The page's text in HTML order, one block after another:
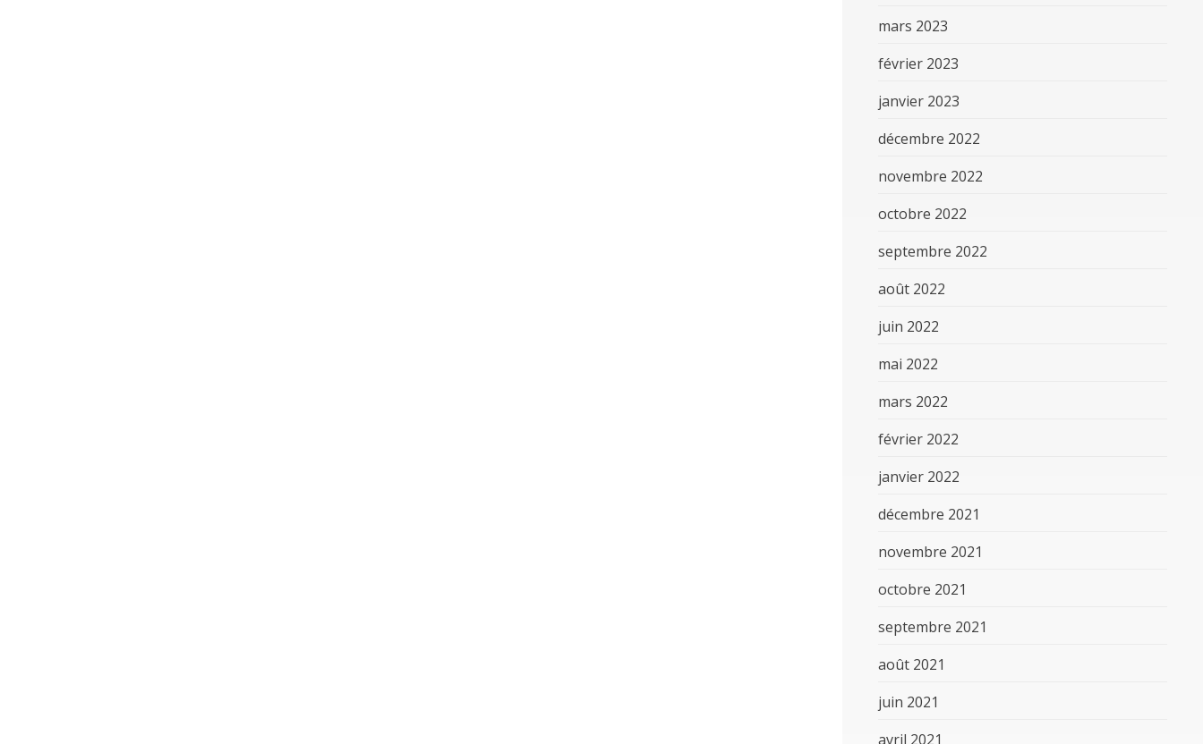
mars 2023
février 2023
janvier 2023
décembre 2022
novembre 2022
octobre 2022
septembre 2022
août 2022
juin 2022
mai 2022
mars 2022
février 2022
janvier 2022
décembre 2021
novembre 2021
octobre 2021
septembre 2021
août 2021
juin 2021
avril 2021